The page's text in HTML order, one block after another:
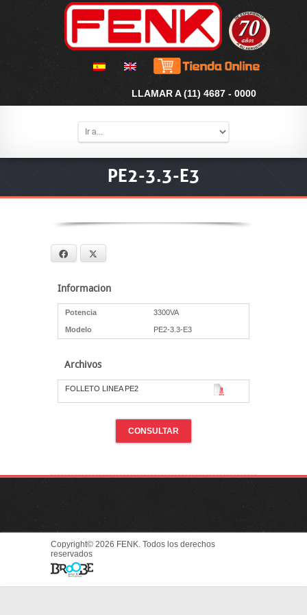
LLAMAR A (11) 4687 - 0000
PE2-3.3-E3
Facebook
Informacion
Potencia 3300VA
Modelo PE2-3.3-E3
Archivos
FOLLETO LINEA PE2
CONSULTAR
Copyright© 2026 FENK. Todos los derechos
reservados